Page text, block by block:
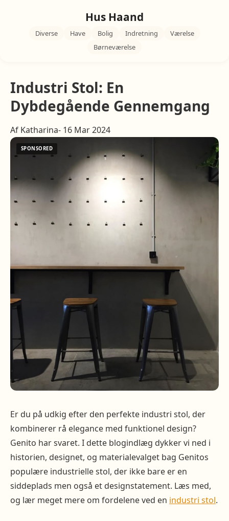
Hus Haand
Diverse Have Bolig Indretning
Værelse
Børneværelse
Industri Stol: En
Dybdegående Gennemgang
Af Katharina- 16 Mar 2024
Er du på udkig efter den perfekte industri stol, der
kombinerer rå elegance med funktionel design?
Genito har svaret. I dette blogindlæg dykker vi ned i
historien, designet, og materialevalget bag Genitos
populære industrielle stol, der ikke bare er en
siddeplads men også et designstatement. Læs med,
og lær meget mere om fordelene ved en industri stol.